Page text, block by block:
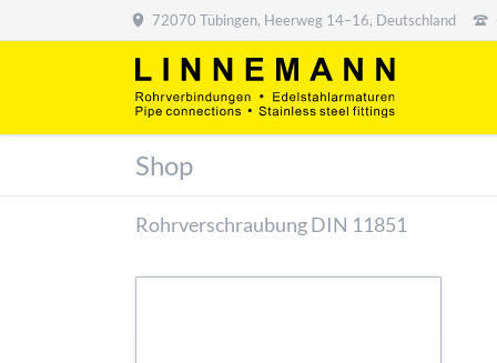
72070 Tübingen, Heerweg 14–16, Deutschland
Shop
Rohrverschraubung DIN 11851